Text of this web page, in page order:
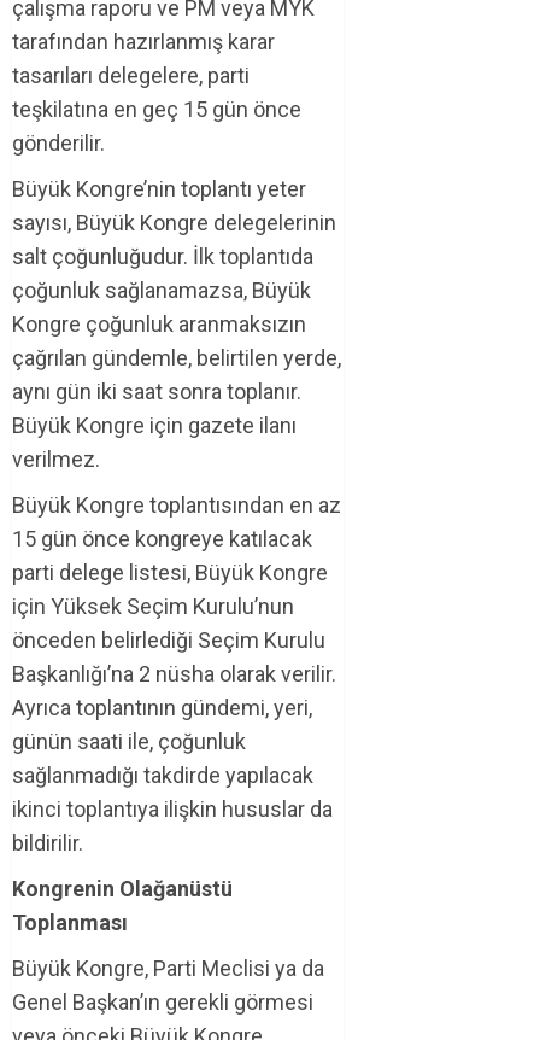
çalışma raporu ve PM veya MYK
tarafından hazırlanmış karar
tasarıları delegelere, parti
teşkilatına en geç 15 gün önce
gönderilir.
Büyük Kongre’nin toplantı yeter
sayısı, Büyük Kongre delegelerinin
salt çoğunluğudur. İlk toplantıda
çoğunluk sağlanamazsa, Büyük
Kongre çoğunluk aranmaksızın
çağrılan gündemle, belirtilen yerde,
aynı gün iki saat sonra toplanır.
Büyük Kongre için gazete ilanı
verilmez.
Büyük Kongre toplantısından en az
15 gün önce kongreye katılacak
parti delege listesi, Büyük Kongre
için Yüksek Seçim Kurulu’nun
önceden belirlediği Seçim Kurulu
Başkanlığı’na 2 nüsha olarak verilir.
Ayrıca toplantının gündemi, yeri,
günün saati ile, çoğunluk
sağlanmadığı takdirde yapılacak
ikinci toplantıya ilişkin hususlar da
bildirilir.
Kongrenin Olağanüstü
Toplanması
Büyük Kongre, Parti Meclisi ya da
Genel Başkan’ın gerekli görmesi